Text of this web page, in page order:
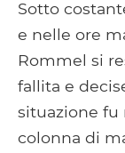
Sotto
e nelle ore
Rommel si
fallita e
situazione fu
colonna di